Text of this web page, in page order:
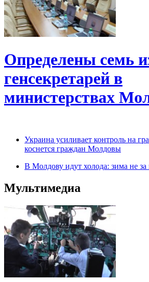
Определены семь
генсекретарей в
министерствах
Украина усиливает контроль на
коснется граждан Молдовы
В Молдову идут холода: зима не за
Мультимедиа